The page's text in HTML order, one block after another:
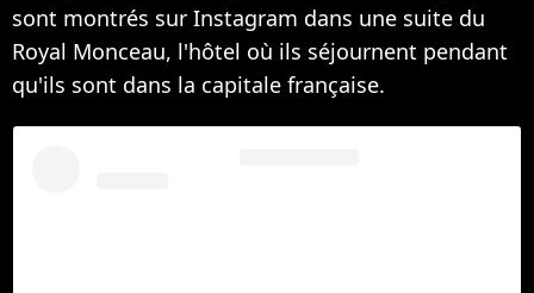
sont montrés sur Instagram dans une suite du
Royal Monceau, l'hôtel où ils séjournent pendant
qu'ils sont dans la capitale française.